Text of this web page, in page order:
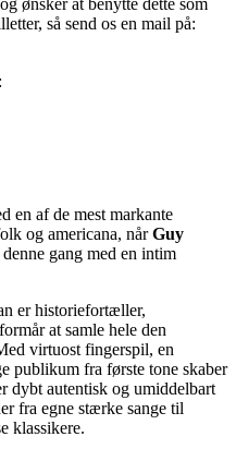
ønsker at benytte dette som
så send os en mail på:
en af de mest markante
og americana, nårGuy
gang med en intim
er historiefortæller,
at samle hele den
virtuost fingerspil, en
publikum fra første tone skaber
dybt autentisk og umiddelbart
fra egne stærke sange til
klassikere.